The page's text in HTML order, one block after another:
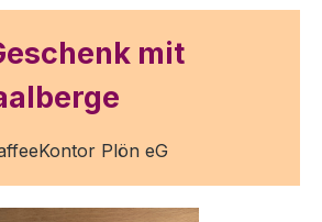
mit
Plön eG